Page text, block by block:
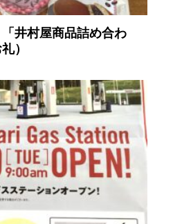
「井村屋商品詰め合わ
）